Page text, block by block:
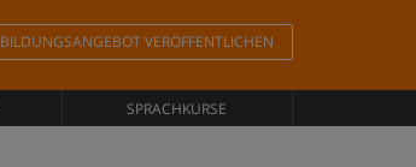
BILDUNGSANGEBOT VERÖFFENTLICHEN
SPRACHKURSE